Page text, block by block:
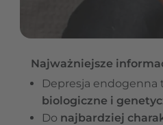
Najważniejsze
Depresja endogenna
biologiczne i
Do najbardziej